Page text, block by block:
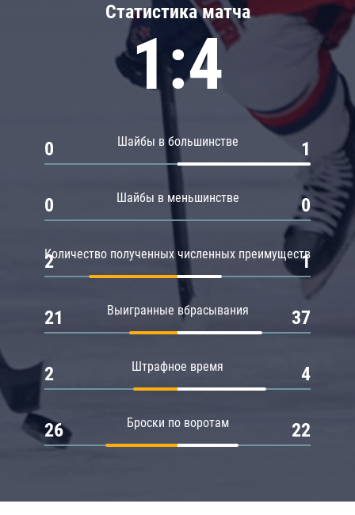
Статистика матча
1:4
Шайбы в большинстве
0 1
Шайбы в меньшинстве
0 0
Количество полученных численных преимуществ
2 1
Выигранные вбрасывания
21 37
Штрафное время
2 4
Броски по воротам
26 22